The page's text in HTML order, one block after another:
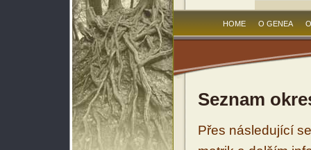
HOME O GENEA
Seznam
Přes následující